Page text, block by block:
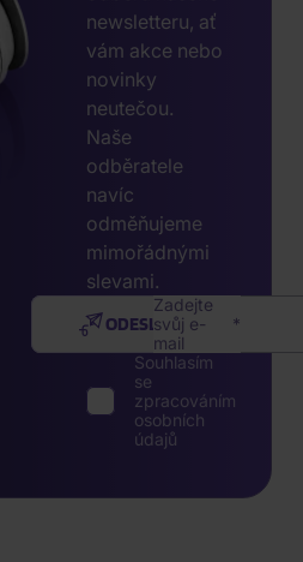
newsletteru, ať
vám akce nebo
novinky
neutečou.
Naše
odběratele
navíc
odměňujeme
mimořádnými
slevami.
Zadejte
svůj e-
mail
ODESLAT
Souhlasím
se
zpracováním
osobních
údajů